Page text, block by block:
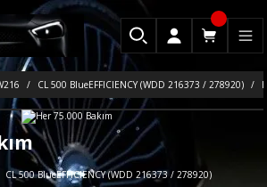
CL 500 BlueEFFICIENCY (WDD 216373 / 278920)
CL 500 BlueEFFICIENCY (WDD 216373 / 278920)